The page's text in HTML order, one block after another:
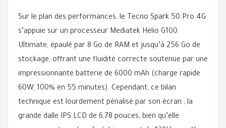
Sur le plan des performances, le Tecno Spark 50 Pro 4G
s’appuie sur un processeur Mediatek Helio G100
Ultimate, épaulé par 8 Go de RAM et jusqu’à 256 Go de
stockage, offrant une fluidité correcte soutenue par une
impressionnante batterie de 6000 mAh (charge rapide
60W, 100% en 55 minutes). Cependant, ce bilan
technique est lourdement pénalisé par son écran ; la
grande dalle IPS LCD de 6,78 pouces, bien qu’elle